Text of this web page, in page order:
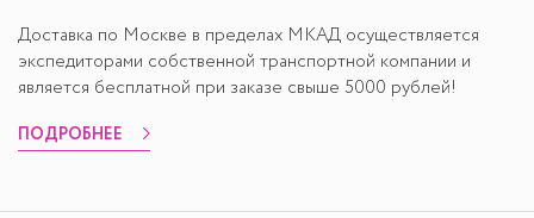
Доставка по Москве в пределах МКАД осуществляется
экспедиторами собственной транспортной компании и
является бесплатной при заказе свыше 5000 рублей!
ПОДРОБНЕЕ